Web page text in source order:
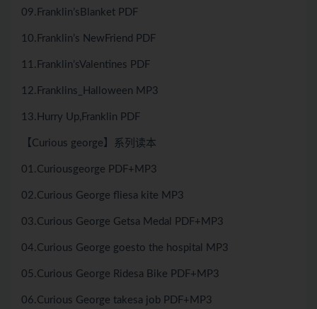
09.Franklin’sBlanket PDF
10.Franklin’s NewFriend PDF
11.Franklin’sValentines PDF
12.Franklins_Halloween MP3
13.Hurry Up,Franklin PDF
【Curious george】系列读本
01.Curiousgeorge PDF+MP3
02.Curious George fliesa kite MP3
03.Curious George Getsa Medal PDF+MP3
04.Curious George goesto the hospital MP3
05.Curious George Ridesa Bike PDF+MP3
06.Curious George takesa job PDF+MP3